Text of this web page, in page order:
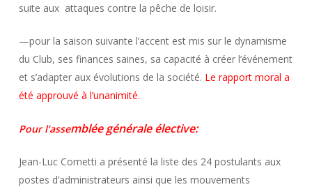
suite aux attaques contre la pêche de loisir.
—pour la saison suivante l’accent est mis sur le dynamisme
du Club, ses finances saines, sa capacité à créer l’événement
et s’adapter aux évolutions de la société. Le rapport moral a
été approuvé à l’unanimité.
Pour l’assemblée générale élective:
Jean-Luc Cometti a présenté la liste des 24 postulants aux
postes d’administrateurs ainsi que les mouvements